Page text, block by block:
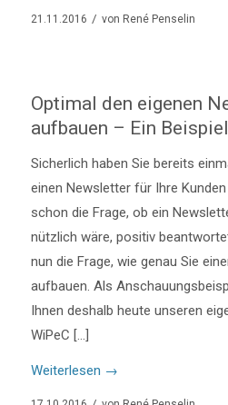
21.11.2016 / von René Penselin
Optimal den eigenen
aufbauen – Ein Beispiel
Sicherlich haben Sie bereits
einen Newsletter für Ihre
schon die Frage, ob ein
nützlich wäre, positiv
nun die Frage, wie genau Sie
aufbauen. Als
Ihnen deshalb heute unseren
WiPeC […]
Weiterlesen →